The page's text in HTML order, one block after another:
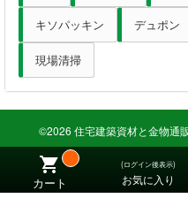
キソパッキン デュポン
現場清掃
©2026 住宅建築資材と金物通
カート
(ログイン後表示)
お気に入り